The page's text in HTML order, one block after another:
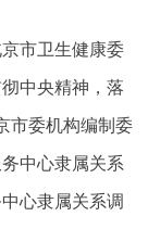
市卫生健康委
中央精神，落
市委机构编制委
中心隶属关系
心隶属关系调